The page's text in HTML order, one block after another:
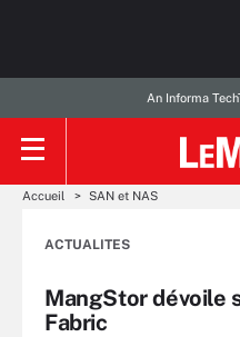
An Informa
Accueil SAN et NAS
ACTUALITES
MangStor dévoile
Fabric